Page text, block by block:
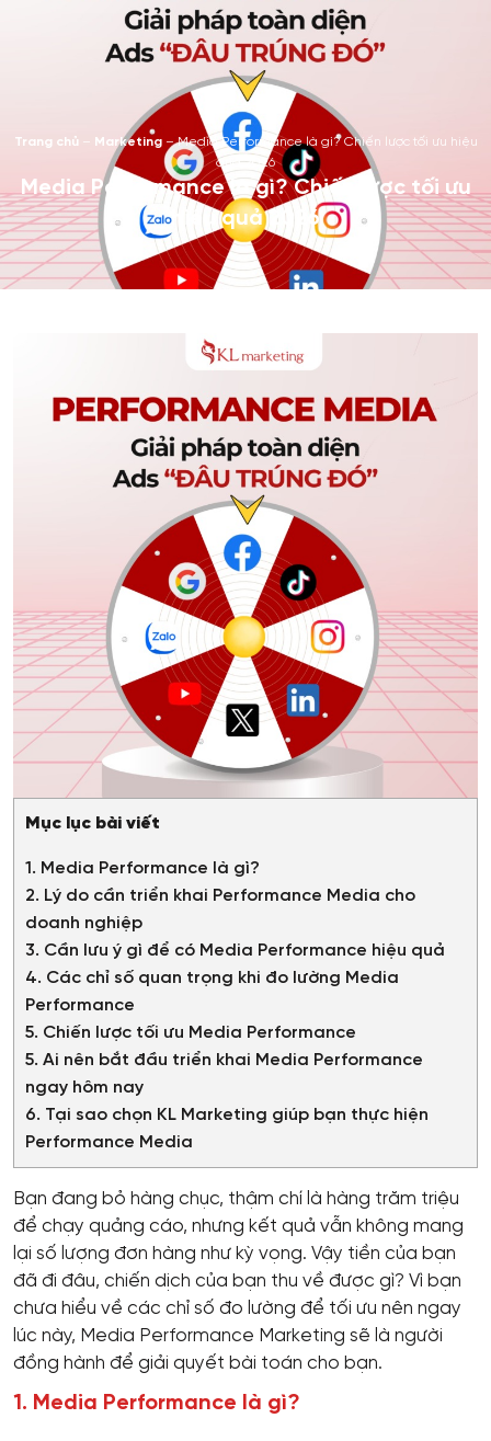
Trang chủ – Marketing–Media Performance là gì? Chiến lược tối ưu hiệu
quả 2026
Media Performance là gì? Chiến lược tối ưu
hiệu quả 2026
Mục lục bài viết
1. Media Performance là gì?
2. Lý do cần triển khai Performance Media cho
doanh nghiệp
3. Cần lưu ý gì để có Media Performance hiệu quả
4. Các chỉ số quan trọng khi đo lường Media
Performance
5. Chiến lược tối ưu Media Performance
5. Ai nên bắt đầu triển khai Media Performance
ngay hôm nay
6. Tại sao chọn KL Marketing giúp bạn thực hiện
Performance Media
Bạn đang bỏ hàng chục, thậm chí là hàng trăm triệu
để chạy quảng cáo, nhưng kết quả vẫn không mang
lại số lượng đơn hàng như kỳ vọng. Vậy tiền của bạn
đã đi đâu, chiến dịch của bạn thu về được gì? Vì bạn
chưa hiểu về các chỉ số đo lường để tối ưu nên ngay
lúc này, Media Performance Marketing sẽ là người
đồng hành để giải quyết bài toán cho bạn.
1. Media Performance là gì?